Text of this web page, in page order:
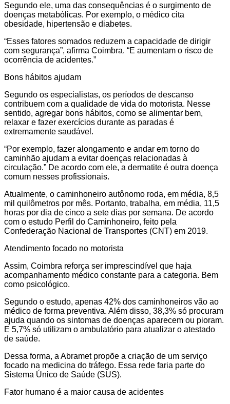
Segundo ele, uma das consequências é o surgimento de
doenças metabólicas. Por exemplo, o médico cita
obesidade, hipertensão e diabetes.
“Esses fatores somados reduzem a capacidade de dirigir
com segurança”, afirma Coimbra. “E aumentam o risco de
ocorrência de acidentes.”
Bons hábitos ajudam
Segundo os especialistas, os períodos de descanso
contribuem com a qualidade de vida do motorista. Nesse
sentido, agregar bons hábitos, como se alimentar bem,
relaxar e fazer exercícios durante as paradas é
extremamente saudável.
“Por exemplo, fazer alongamento e andar em torno do
caminhão ajudam a evitar doenças relacionadas à
circulação.” De acordo com ele, a dermatite é outra doença
comum nesses profissionais.
Atualmente, o caminhoneiro autônomo roda, em média, 8,5
mil quilômetros por mês. Portanto, trabalha, em média, 11,5
horas por dia de cinco a sete dias por semana. De acordo
com o estudo Perfil do Caminhoneiro, feito pela
Confederação Nacional de Transportes (CNT) em 2019.
Atendimento focado no motorista
Assim, Coimbra reforça ser imprescindível que haja
acompanhamento médico constante para a categoria. Bem
como psicológico.
Segundo o estudo, apenas 42% dos caminhoneiros vão ao
médico de forma preventiva. Além disso, 38,3% só procuram
ajuda quando os sintomas de doenças aparecem ou pioram.
E 5,7% só utilizam o ambulatório para atualizar o atestado
de saúde.
Dessa forma, a Abramet propõe a criação de um serviço
focado na medicina do tráfego. Essa rede faria parte do
Sistema Único de Saúde (SUS).
Fator humano é a maior causa de acidentes